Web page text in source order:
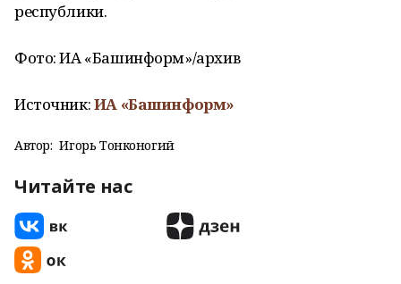
республики.
Фото:ИА «Башинформ»/архив
Источник:ИА «Башинформ»
Автор: Игорь Тонконогий
Читайте нас